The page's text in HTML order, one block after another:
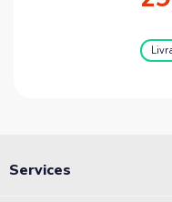
Services